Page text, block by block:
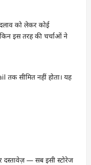
को लेकर कोई
इस तरह की चर्चाओं ने
सीमित नहीं होता। यह
— सब इसी स्टोरेज